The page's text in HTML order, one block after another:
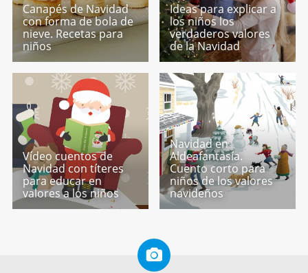
Canapés de Navidad
con forma de bola de
nieve. Recetas para
niños
Ideas para explicar a
los niños los
verdaderos valores
de la Navidad
Vídeo cuentos de
Navidad con títeres
para educar en
valores a los niños
Navidad en
Aldeafantasía.
Cuento corto para
niños de los valores
navideños